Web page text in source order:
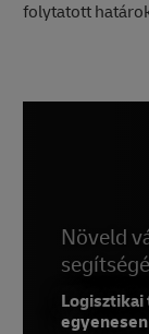
folytatott
Növeld